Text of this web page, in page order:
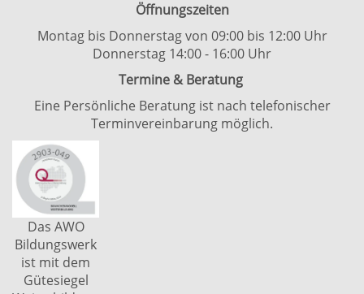
Öffnungszeiten
Montag bis Donnerstag von 09:00 bis 12:00 Uhr
Donnerstag 14:00 - 16:00 Uhr
Termine & Beratung
Eine Persönliche Beratung ist nach telefonischer
Terminvereinbarung möglich.
Das AWO
Bildungswerk
ist mit dem
Gütesiegel